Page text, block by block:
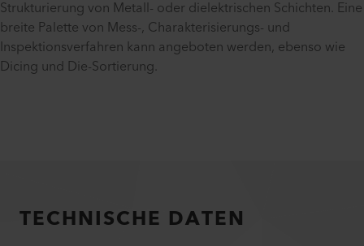
Strukturierung von Metall- oder dielektrischen Schichten. Eine
breite Palette von Mess-, Charakterisierungs- und
Inspektionsverfahren kann angeboten werden, ebenso wie
Dicing und Die-Sortierung.
TECHNISCHE DATEN